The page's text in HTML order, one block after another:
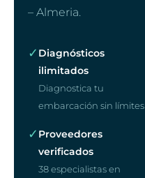
– Almeria.
✓ Diagnósticos
ilimitados
Diagnostica tu
embarcación sin límites
✓ Proveedores
verificados
38 especialistas en